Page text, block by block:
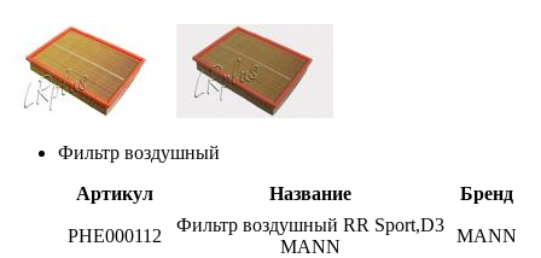
Фильтр воздушный
Артикул
Название Бренд
PHE000112
Фильтр воздушный RR Sport,D3
MANN
MANN